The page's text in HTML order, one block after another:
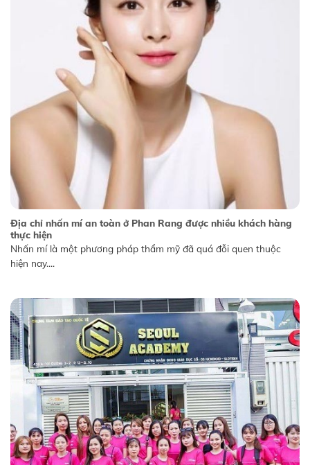
Địa chỉ nhấn mí an toàn ở Phan Rang được nhiều khách hàng
thực hiện
Nhấn mí là một phương pháp thẩm mỹ đã quá đỗi quen thuộc
hiện nay....